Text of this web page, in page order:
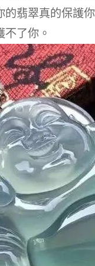
的翡翠真的保護
了你。